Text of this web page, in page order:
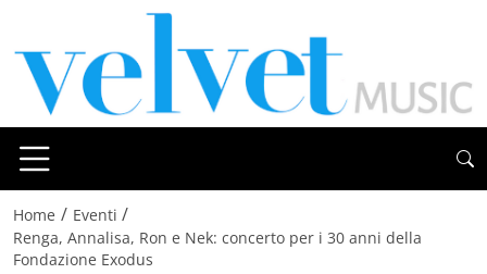
Home / Eventi /
Renga, Annalisa, Ron e Nek: concerto per i 30 anni della
Fondazione Exodus